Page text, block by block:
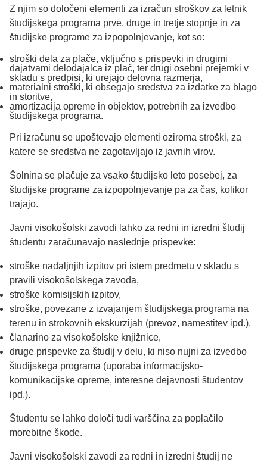
Z njim so določeni elementi za izračun stroškov za letnik
študijskega programa prve, druge in tretje stopnje in za
študijske programe za izpopolnjevanje, kot so:
stroški dela za plače, vključno s prispevki in drugimi
dajatvami delodajalca iz plač, ter drugi osebni prejemki v
skladu s predpisi, ki urejajo delovna razmerja,
materialni stroški, ki obsegajo sredstva za izdatke za blago
in storitve,
amortizacija opreme in objektov, potrebnih za izvedbo
študijskega programa.
Pri izračunu se upoštevajo elementi oziroma stroški, za
katere se sredstva ne zagotavljajo iz javnih virov.
Šolnina se plačuje za vsako študijsko leto posebej, za
študijske programe za izpopolnjevanje pa za čas, kolikor
trajajo.
Javni visokošolski zavodi lahko za redni in izredni študij
študentu zaračunavajo naslednje prispevke:
stroške nadaljnjih izpitov pri istem predmetu v skladu s
pravili visokošolskega zavoda,
stroške komisijskih izpitov,
stroške, povezane z izvajanjem študijskega programa na
terenu in strokovnih ekskurzijah (prevoz, namestitev ipd.),
članarino za visokošolske knjižnice,
druge prispevke za študij v delu, ki niso nujni za izvedbo
študijskega programa (uporaba informacijsko-
komunikacijske opreme, interesne dejavnosti študentov
ipd.).
Študentu se lahko določi tudi varščina za poplačilo
morebitne škode.
Javni visokošolski zavodi za redni in izredni študij ne